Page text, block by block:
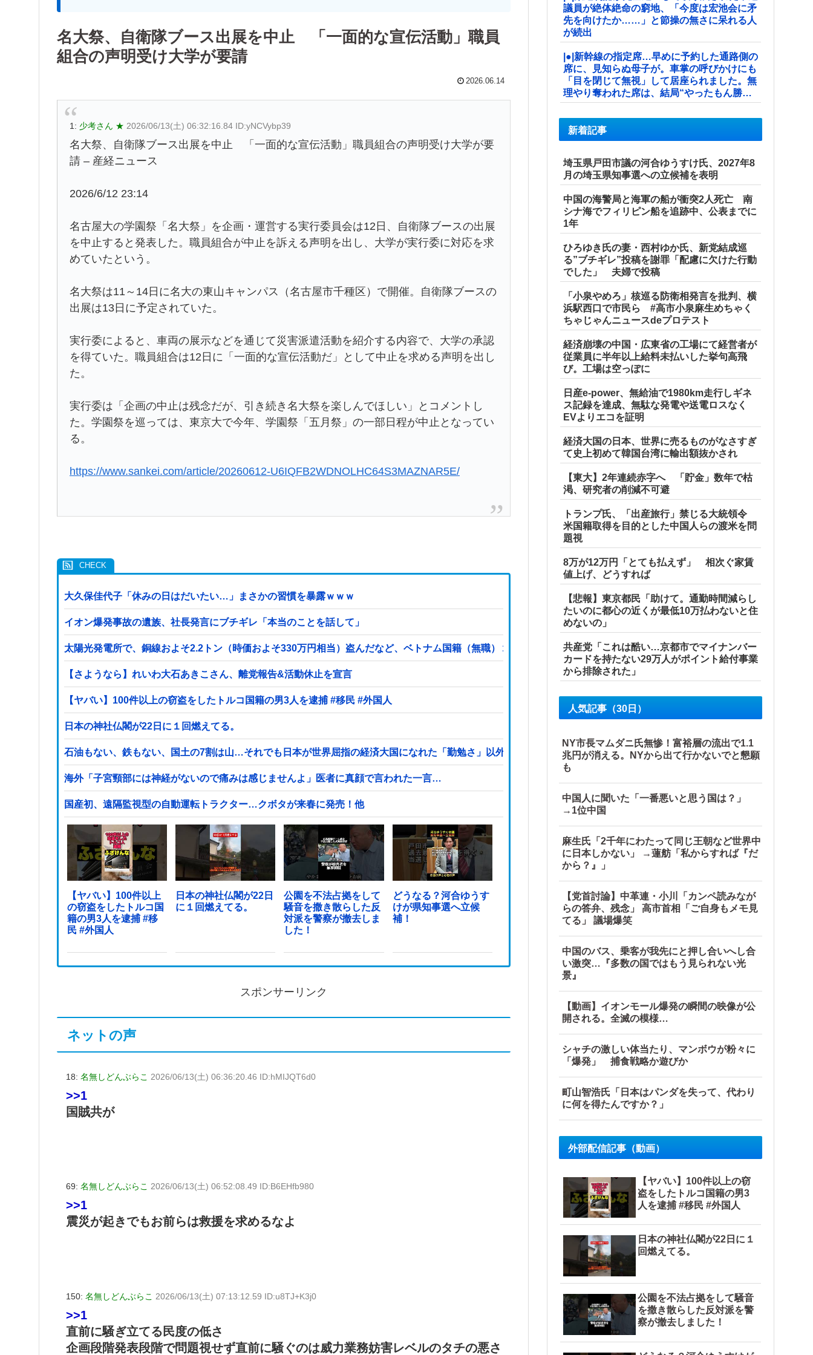
名大祭、自衛隊ブース出展を中止 「一面的な宣伝活動」職員
組合の声明受け大学が要請
2026.06.14
1: 少考さん ★ 2026/06/13(土) 06:32:16.84 ID:yNCVybp39
名大祭、自衛隊ブース出展を中止 「一面的な宣伝活動」職員組合の声明受け大学が要
請 – 産経ニュース
2026/6/12 23:14
名古屋大の学園祭「名大祭」を企画・運営する実行委員会は12日、自衛隊ブースの出展
を中止すると発表した。職員組合が中止を訴える声明を出し、大学が実行委に対応を求
めていたという。
名大祭は11～14日に名大の東山キャンパス（名古屋市千種区）で開催。自衛隊ブースの
出展は13日に予定されていた。
実行委によると、車両の展示などを通じて災害派遣活動を紹介する内容で、大学の承認
を得ていた。職員組合は12日に「一面的な宣伝活動だ」として中止を求める声明を出し
た。
実行委は「企画の中止は残念だが、引き続き名大祭を楽しんでほしい」とコメントし
た。学園祭を巡っては、東京大で今年、学園祭「五月祭」の一部日程が中止となってい
る。
https://www.sankei.com/article/20260612-U6IQFB2WDNOLHC64S3MAZNAR5E/
大久保佳代子「休みの日はだいたい…」まさかの習慣を暴露ｗｗｗ
イオン爆発事故の遺族、社長発言にブチギレ「本当のことを話して」
太陽光発電所で、銅線およそ2.2トン（時価およそ330万円相当）盗んだなど、ベトナム国籍（無職）２人逮捕、盗まれた銅線の半分はすでに売却 富山で...
【さようなら】れいわ大石あきこさん、離党報告&活動休止を宣言
【ヤバい】100件以上の窃盗をしたトルコ国籍の男3人を逮捕 #移民 #外国人
日本の神社仏閣が22日に１回燃えてる。
石油もない、鉄もない、国土の7割は山…それでも日本が世界屈指の経済大国になれた「勤勉さ」以外の勝因！
海外「子宮頸部には神経がないので痛みは感じませんよ」医者に真顔で言われた一言…
国産初、遠隔監視型の自動運転トラクター…クボタが来春に発売！他
【ヤバい】100件以上
の窃盗をしたトルコ国
籍の男3人を逮捕 #移
民 #外国人
日本の神社仏閣が22日
に１回燃えてる。
公園を不法占拠をして
騒音を撒き散らした反
対派を警察が撤去しま
した！
どうなる？河合ゆうす
けが県知事選へ立候
補！
スポンサーリンク
ネットの声
18: 名無しどんぶらこ 2026/06/13(土) 06:36:20.46 ID:hMIJQT6d0
>>1
国賊共が
69: 名無しどんぶらこ 2026/06/13(土) 06:52:08.49 ID:B6EHfb980
>>1
震災が起きでもお前らは救援を求めるなよ
150: 名無しどんぶらこ 2026/06/13(土) 07:13:12.59 ID:u8TJ+K3j0
>>1
直前に騒ぎ立てる民度の低さ
企画段階発表段階で問題視せず直前に騒ぐのは威力業務妨害レベルのタチの悪さ
議員が絶体絶命の窮地、「今度は宏池会に矛
先を向けたか……」と節操の無さに呆れる人
が続出
|●|新幹線の指定席…早めに予約した通路側の
席に、見知らぬ母子が。車掌の呼びかけにも
「目を閉じて無視」して居座られました。無
理やり奪われた席は、結局“やったもん勝
ち”になってしまうのでしょうか？ ...
新着記事
埼玉県戸田市議の河合ゆうすけ氏、2027年8
月の埼玉県知事選への立候補を表明
中国の海警局と海軍の船が衝突2人死亡 南
シナ海でフィリピン船を追跡中、公表までに
1年
ひろゆき氏の妻・西村ゆか氏、新党結成巡
る”ブチギレ”投稿を謝罪「配慮に欠けた行動
でした」 夫婦で投稿
「小泉やめろ」核巡る防衛相発言を批判、横
浜駅西口で市民ら #高市小泉麻生めちゃく
ちゃじゃんニュースdeプロテスト
経済崩壊の中国・広東省の工場にて経営者が
従業員に半年以上給料未払いした挙句高飛
び。工場は空っぽに
日産e-power、無給油で1980km走行しギネ
ス記録を達成、無駄な発電や送電ロスなく
EVよりエコを証明
経済大国の日本、世界に売るものがなさすぎ
て史上初めて韓国台湾に輸出額抜かされ
【東大】2年連続赤字へ 「貯金」数年で枯
渇、研究者の削減不可避
トランプ氏、「出産旅行」禁じる大統領令
米国籍取得を目的とした中国人らの渡米を問
題視
8万が12万円「とても払えず」 相次ぐ家賃
値上げ、どうすれば
【悲報】東京都民「助けて。通勤時間減らし
たいのに都心の近くが最低10万払わないと住
めないの」
共産党「これは酷い…京都市でマイナンバー
カードを持たない29万人がポイント給付事業
から排除された」
人気記事（30日）
NY市長マムダニ氏無惨！富裕層の流出で1.1
兆円が消える。NYから出て行かないでと懇願
も
中国人に聞いた「一番悪いと思う国は？」
→1位中国
麻生氏「2千年にわたって同じ王朝など世界中
に日本しかない」 →蓮舫「私からすれば『だ
から？』」
【党首討論】中革連・小川「カンペ読みなが
らの答弁、残念」 高市首相「ご自身もメモ見
てる」 議場爆笑
中国のバス、乗客が我先にと押し合いへし合
い激突…『多数の国ではもう見られない光
景』
【動画】イオンモール爆発の瞬間の映像が公
開される。全滅の模様…
シャチの激しい体当たり、マンボウが粉々に
「爆発」 捕食戦略か遊びか
町山智浩氏「日本はパンダを失って、代わり
に何を得たんですか？」
外部配信記事（動画）
【ヤバい】100件以上の窃
盗をしたトルコ国籍の男3
人を逮捕 #移民 #外国人
日本の神社仏閣が22日に１
回燃えてる。
公園を不法占拠をして騒音
を撒き散らした反対派を警
察が撤去しました！